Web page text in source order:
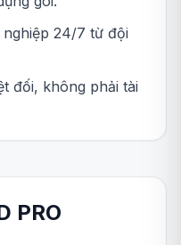
24/7 từ đội
đối, không phải tài
PRO